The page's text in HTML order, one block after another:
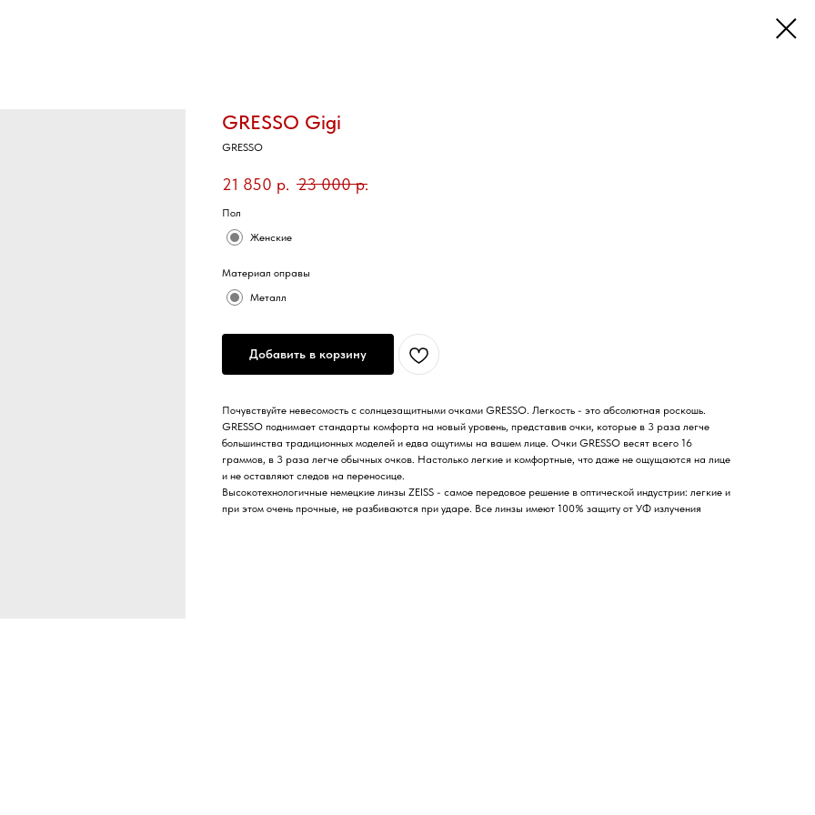
GRESSO Gigi
GRESSO
21 850 р. 23 000 р.
Пол
Женские
Материал оправы
Металл
Добавить в корзину
Почувствуйте невесомость с солнцезащитными очками GRESSO. Легкость - это абсолютная роскошь.
GRESSO поднимает стандарты комфорта на новый уровень, представив очки, которые в 3 раза легче
большинства традиционных моделей и едва ощутимы на вашем лице. Очки GRESSO весят всего 16
граммов, в 3 раза легче обычных очков. Настолько легкие и комфортные, что даже не ощущаются на лице
и не оставляют следов на переносице.
Высокотехнологичные немецкие линзы ZEISS - самое передовое решение в оптической индустрии: легкие и
при этом очень прочные, не разбиваются при ударе. Все линзы имеют 100% защиту от УФ излучения